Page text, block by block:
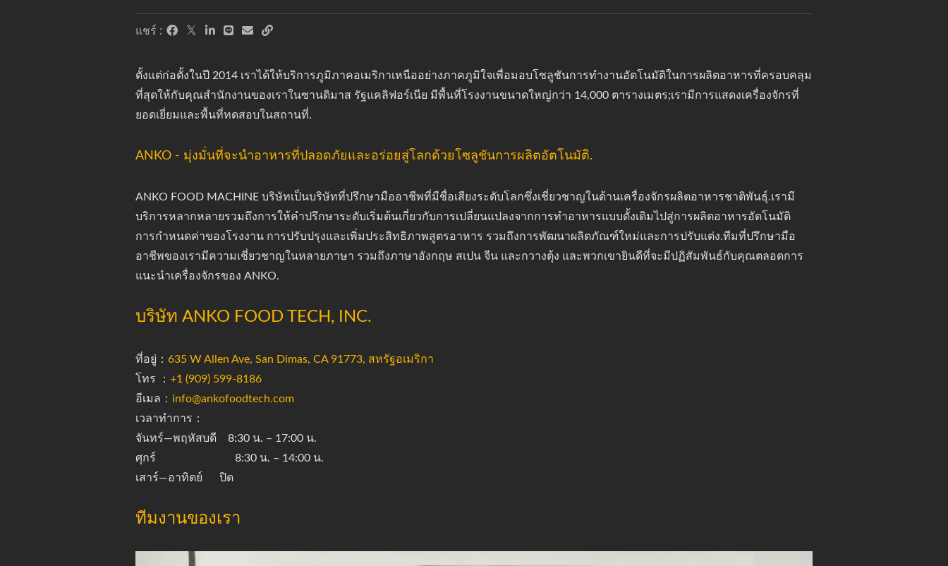
แชร์ :
ตั้งแต่ก่อตั้งในปี 2014 เราได้ให้บริการภูมิภาคอเมริกาเหนืออย่างภาคภูมิใจเพื่อมอบโซลูชันการทำงานอัตโนมัติในการผลิตอาหารที่ครอบคลุม
ที่สุดให้กับคุณสำนักงานของเราในซานดิมาส รัฐแคลิฟอร์เนีย มีพื้นที่โรงงานขนาดใหญ่กว่า 14,000 ตารางเมตร;เรามีการแสดงเครื่องจักรที่
ยอดเยี่ยมและพื้นที่ทดสอบในสถานที่.
ANKO - มุ่งมั่นที่จะนำอาหารที่ปลอดภัยและอร่อยสู่โลกด้วยโซลูชันการผลิตอัตโนมัติ.
ANKO FOOD MACHINE บริษัทเป็นบริษัทที่ปรึกษามืออาชีพที่มีชื่อเสียงระดับโลกซึ่งเชี่ยวชาญในด้านเครื่องจักรผลิตอาหารชาติพันธุ์.เรามี
บริการหลากหลายรวมถึงการให้คำปรึกษาระดับเริ่มต้นเกี่ยวกับการเปลี่ยนแปลงจากการทำอาหารแบบดั้งเดิมไปสู่การผลิตอาหารอัตโนมัติ
การกำหนดค่าของโรงงาน การปรับปรุงและเพิ่มประสิทธิภาพสูตรอาหาร รวมถึงการพัฒนาผลิตภัณฑ์ใหม่และการปรับแต่ง.ทีมที่ปรึกษามือ
อาชีพของเรามีความเชี่ยวชาญในหลายภาษา รวมถึงภาษาอังกฤษ สเปน จีน และกวางตุ้ง และพวกเขายินดีที่จะมีปฏิสัมพันธ์กับคุณตลอดการ
แนะนำเครื่องจักรของ ANKO.
บริษัท ANKO FOOD TECH, INC.
ที่อยู่： 635 W Allen Ave, San Dimas, CA 91773, สหรัฐอเมริกา
โทร ： ​+1 (909) 599-8186
อีเมล： info@ankofoodtech.com​
เวลาทำการ：
จันทร์—พฤหัสบดี 8:30 น. – 17:00 น.
ศุกร์ 8:30 น. – 14:00 น.
เสาร์—อาทิตย์ ปิด
ทีมงานของเรา